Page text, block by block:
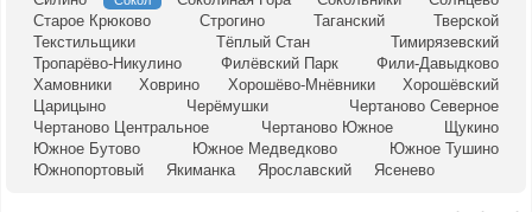
Старое Крюково
Строгино Таганский
Тверской
Текстильщики
Тёплый Стан
Тимирязевский
Тропарёво-Никулино
Филёвский Парк
Фили-Давыдково
Хамовники
Ховрино Хорошёво-Мнёвники
Хорошёвский
Царицыно
Черёмушки
Чертаново Северное
Чертаново Центральное
Чертаново Южное
Щукино
Южное Бутово
Южное Медведково
Южное Тушино
Южнопортовый
Якиманка Ярославский Ясенево